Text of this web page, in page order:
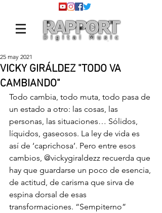
VICKY GIRÁLDEZ "TODO VA
CAMBIANDO"
25 may 2021
Todo cambia, todo muta, todo pasa de
un estado a otro: las cosas, las
personas, las situaciones… Sólidos,
líquidos, gaseosos. La ley de vida es
así de ‘caprichosa’. Pero entre esos
cambios, @vickygiraldezz recuerda que
hay que guardarse un poco de esencia,
de actitud, de carisma que sirva de
espina dorsal de esas
transformaciones. “Sempiterno”